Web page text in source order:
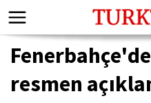
resmen